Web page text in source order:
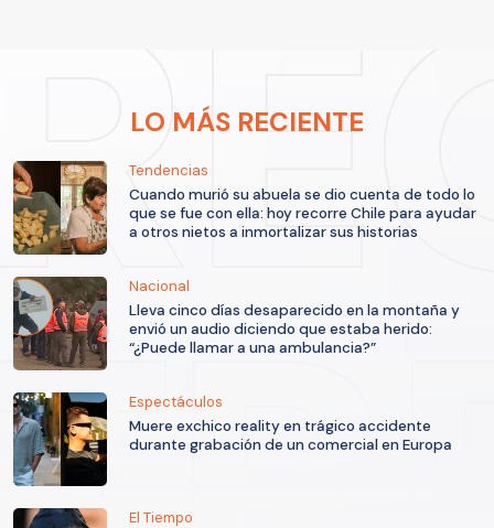
LO MÁS RECIENTE
Tendencias
Cuando murió su abuela se dio cuenta de todo lo
que se fue con ella: hoy recorre Chile para ayudar
a otros nietos a inmortalizar sus historias
Nacional
Lleva cinco días desaparecido en la montaña y
envió un audio diciendo que estaba herido:
“¿Puede llamar a una ambulancia?”
Espectáculos
Muere exchico reality en trágico accidente
durante grabación de un comercial en Europa
El Tiempo